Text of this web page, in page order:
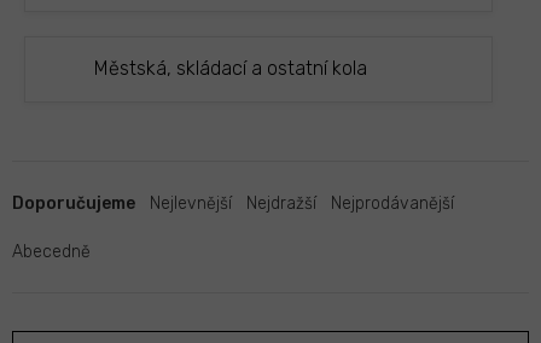
Městská, skládací a ostatní kola
a
e
p
Doporučujeme Nejlevnější Nejdražší Nejprodávanější
Abecedně